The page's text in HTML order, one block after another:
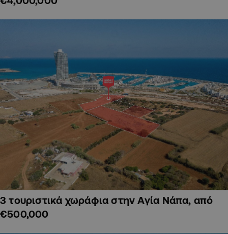
3 τουριστικά χωράφια στην Αγία Νάπα, από
€500,000